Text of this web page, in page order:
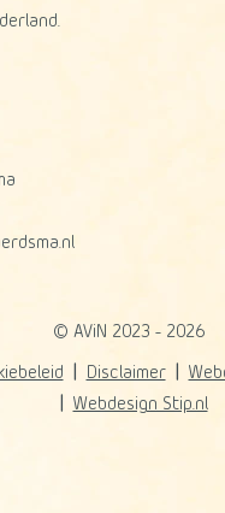
© AViN 2023 - 2026
Disclaimer
Webdesign Stip.nl